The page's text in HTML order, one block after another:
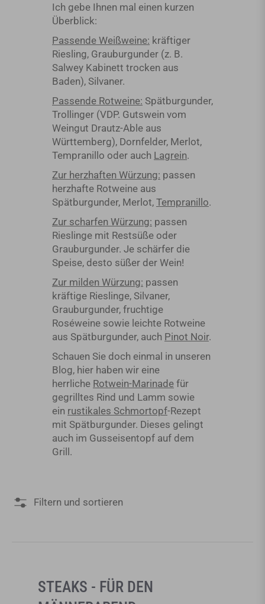
Ich gebe Ihnen mal einen kurzen
Überblick:
Passende Weißweine: kräftiger
Riesling, Grauburgunder (z. B.
Salwey Kabinett trocken aus
Baden), Silvaner.
Passende Rotweine: Spätburgunder,
Trollinger (VDP. Gutswein vom
Weingut Drautz-Able aus
Württemberg), Dornfelder, Merlot,
Tempranillo oder auch Lagrein.
Zur herzhaften Würzung: passen
herzhafte Rotweine aus
Spätburgunder, Merlot, Tempranillo.
Zur scharfen Würzung: passen
Rieslinge mit Restsüße oder
Grauburgunder. Je schärfer die
Speise, desto süßer der Wein!
Zur milden Würzung: passen
kräftige Rieslinge, Silvaner,
Grauburgunder, fruchtige
Roséweine sowie leichte Rotweine
aus Spätburgunder, auch Pinot Noir.
Schauen Sie doch einmal in unseren
Blog, hier haben wir eine
herrliche Rotwein-Marinade für
gegrilltes Rind und Lamm sowie
ein rustikales Schmortopf-Rezept
mit Spätburgunder. Dieses gelingt
auch im Gusseisentopf auf dem
Grill.
Filtern und sortieren
STEAKS - FÜR DEN